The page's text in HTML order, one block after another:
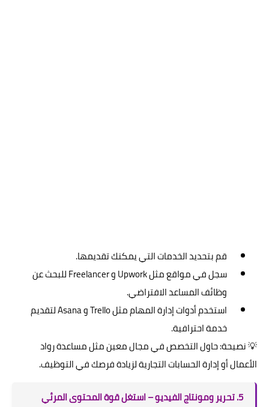
قم بتحديد الخدمات التي يمكنك تقديمها.
سجل في مواقع مثل Upwork و Freelancer للبحث عن
وظائف المساعد الافتراضي.
استخدم أدوات إدارة المهام مثل Trello و Asana لتقديم
خدمة احترافية.
💡 نصيحة: حاول التخصص في مجال معين مثل مساعدة رواد
الأعمال أو إدارة الحسابات التجارية لزيادة فرصك في التوظيف.
5. تحرير ومونتاج الفيديو – استغل قوة المحتوى المرئي